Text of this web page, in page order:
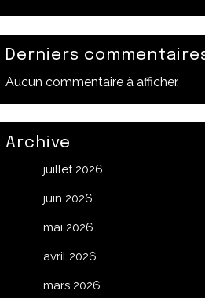
Derniers
Aucun commentaire à afficher.
Archive
juillet 2026
juin 2026
mai 2026
avril 2026
mars 2026